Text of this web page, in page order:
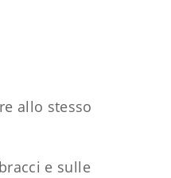
allo stesso
e sulle